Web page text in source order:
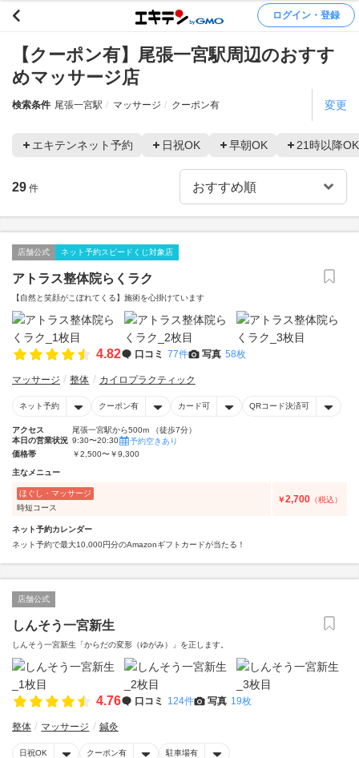
ログイン・登録
【クーポン有】尾張一宮駅周辺のおすす
めマッサージ店
検索条件 尾張一宮駅 マッサージ クーポン有 変更
エキテンネット予約 日祝OK 早朝OK 21時以降OK
29 件
店舗公式 ネット予約スピードくじ対象店
アトラス整体院らくラク
【自然と笑顔がこぼれてくる】施術を心掛けています
4.82 口コミ 77件 写真 58枚
マッサージ 整体 カイロプラクティック
ネット予約 クーポン有 カード可 QRコード決済可
アクセス
尾張一宮駅から500m （徒歩7分）
本日の営業状況 9:30〜20:30
予約空きあり
価格帯
￥2,500〜￥9,300
主なメニュー
ほぐし・マッサージ
時短コース
￥2,700 （税込）
ネット予約カレンダー
ネット予約で最大10,000円分のAmazonギフトカードが当たる！
店舗公式
しんそう一宮新生
しんそう一宮新生「からだの変形（ゆがみ）」を正します。
4.76 口コミ 124件 写真 19枚
整体 マッサージ 鍼灸
日祝OK クーポン有 駐車場有